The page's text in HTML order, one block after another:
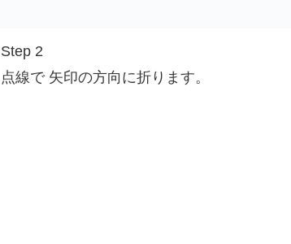
Step 2
点線で 矢印の方向に折ります。